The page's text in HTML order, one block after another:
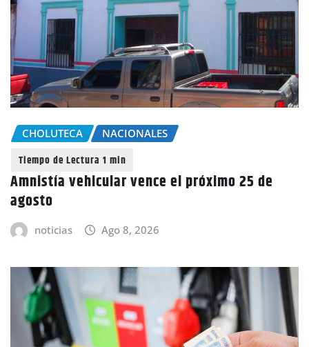
CHOLUTECA NACIONALES
Amnistía vehicular vence el próximo 25 de
agosto
noticias Ago 8, 2026